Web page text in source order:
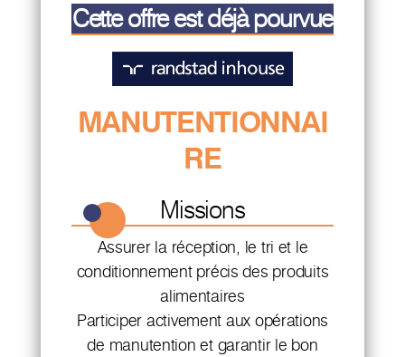
Cette offre est déjà pourvue
MANUTENTIONNAI
RE
Missions
Assurer la réception, le tri et le
conditionnement précis des produits
alimentaires
Participer activement aux opérations
de manutention et garantir le bon